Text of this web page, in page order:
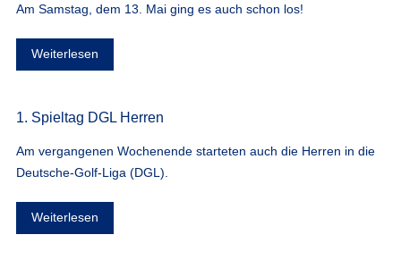
Am Samstag, dem 13. Mai ging es auch schon los!
Weiterlesen
1. Spieltag DGL Herren
Am vergangenen Wochenende starteten auch die Herren in die
Deutsche-Golf-Liga (DGL).
Weiterlesen